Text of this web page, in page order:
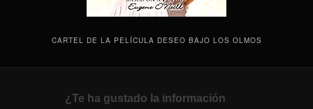
CARTEL DE LA PELÍCULA DESEO BAJO LOS OLMOS
¿Te ha gustado la información